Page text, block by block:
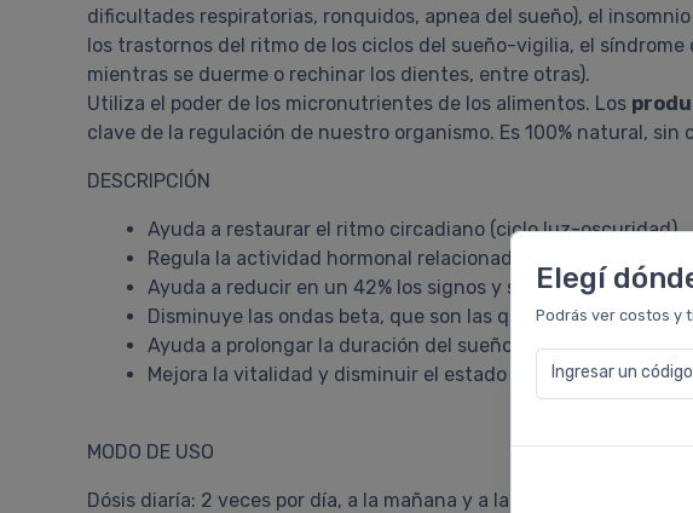
Elegí
Podrás ver costos y
Ingresar un
dificultades respiratorias, ronquidos, apnea del sueño), el
los trastornos del ritmo de los ciclos del sueño-vigilia, el
mientras se duerme o rechinar los dientes, entre otras).
Utiliza el poder de los micronutrientes de los alimentos. Los
clave de la regulación de nuestro organismo. Es 100% natural,
DESCRIPCIÓN
Ayuda a restaurar el ritmo circadiano (ciclo luz-oscuridad)
Regula la actividad hormonal relacionada con la fisiología
Ayuda a reducir en un 42% los signos y sintomas de los
Disminuye las ondas beta, que son las que nos mantienen
Ayuda a prolongar la duración del sueño profundo y
Mejora la vitalidad y disminuir el estado de somnolencia y
MODO DE USO
Dósis diaría: 2 veces por día, a la mañana y a la noche, fuera del